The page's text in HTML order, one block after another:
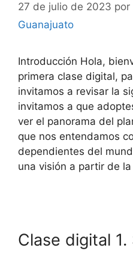
27 de julio de 2023 por
Guanajuato
Introducción Hola,
primera clase digital,
invitamos a revisar la
invitamos a que
ver el panorama del
que nos entendamos
dependientes del
una visión a partir de
Clase digital